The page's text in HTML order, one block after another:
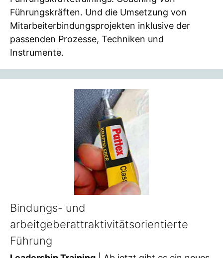
Führungskräften. Und die Umsetzung von
Mitarbeiterbindungsprojekten inklusive der
passenden Prozesse, Techniken und
Instrumente.
Bindungs- und
arbeitgeberattraktivitätsorientierte
Führung